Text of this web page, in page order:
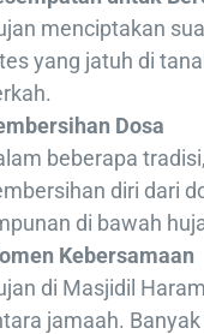
menciptakan
yang jatuh di
Dosa
beberapa
diri dari
di bawah
Kebersamaan
di Masjidil
jamaah.